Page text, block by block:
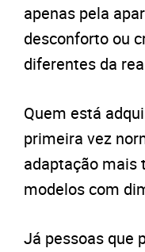
apenas pela
desconforto ou
diferentes da
Quem está
primeira vez
adaptação mais
modelos com
Já pessoas que